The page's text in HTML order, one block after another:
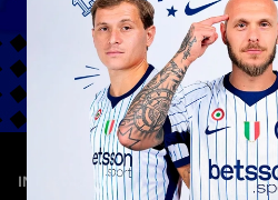
INTER MEDIA HOUSE—15 nov 2023